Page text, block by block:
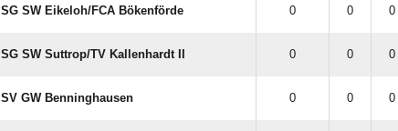
SG SW Eikeloh/​FCA Bökenförde 0 0 0
SG SW Suttrop/​TV Kallenhardt II 0 0 0
SV GW Benninghausen 0 0 0